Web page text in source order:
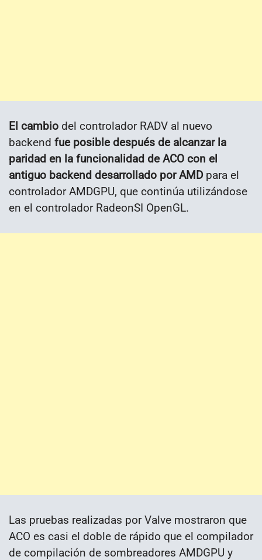
El cambio del controlador RADV al nuevo
backend fue posible después de alcanzar la
paridad en la funcionalidad de ACO con el
antiguo backend desarrollado por AMDpara el
controlador AMDGPU, que continúa utilizándose
en el controlador RadeonSI OpenGL.
Las pruebas realizadas por Valve mostraron que
ACO es casi el doble de rápido que el compilador
de compilación de sombreadores AMDGPU y